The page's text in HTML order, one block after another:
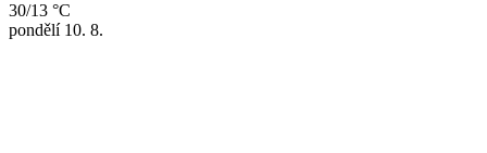
30/13 °C
pondělí 10. 8.